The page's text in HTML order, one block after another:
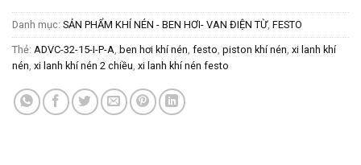
Danh mục: SẢN PHẨM KHÍ NÉN - BEN HƠI- VAN ĐIỆN TỪ, FESTO
Thẻ: ADVC-32-15-I-P-A ben hơi khí nén festo piston khí nén xi lanh khí
nén xi lanh khí nén 2 chiều xi lanh khí nén festo